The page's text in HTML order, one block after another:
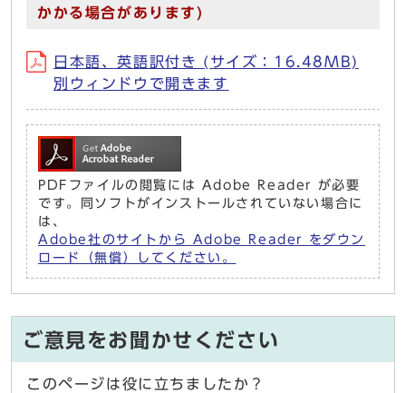
かかる場合があります)
日本語、英語訳付き (サイズ：16.48MB)
別ウィンドウで開きます
PDFファイルの閲覧には Adobe Reader が必要
です。同ソフトがインストールされていない場合に
は、
Adobe社のサイトから Adobe Reader をダウン
ロード（無償）してください。
ご意見をお聞かせください
このページは役に立ちましたか？